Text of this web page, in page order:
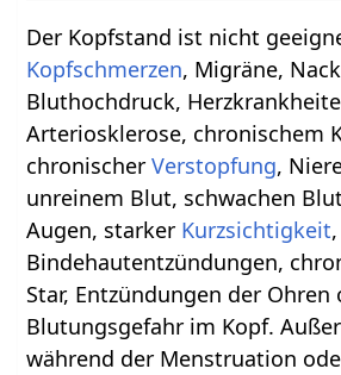
Der Kopfstand ist nicht
Kopfschmerzen, Migräne,
Bluthochdruck,
Arteriosklerose, chronischem
chronischerVerstopfung,
unreinem Blut, schwachen
Augen, starker Kurzsichtigkeit,
Bindehautentzündungen,
Star, Entzündungen der
Blutungsgefahr im Kopf.
während der Menstruation